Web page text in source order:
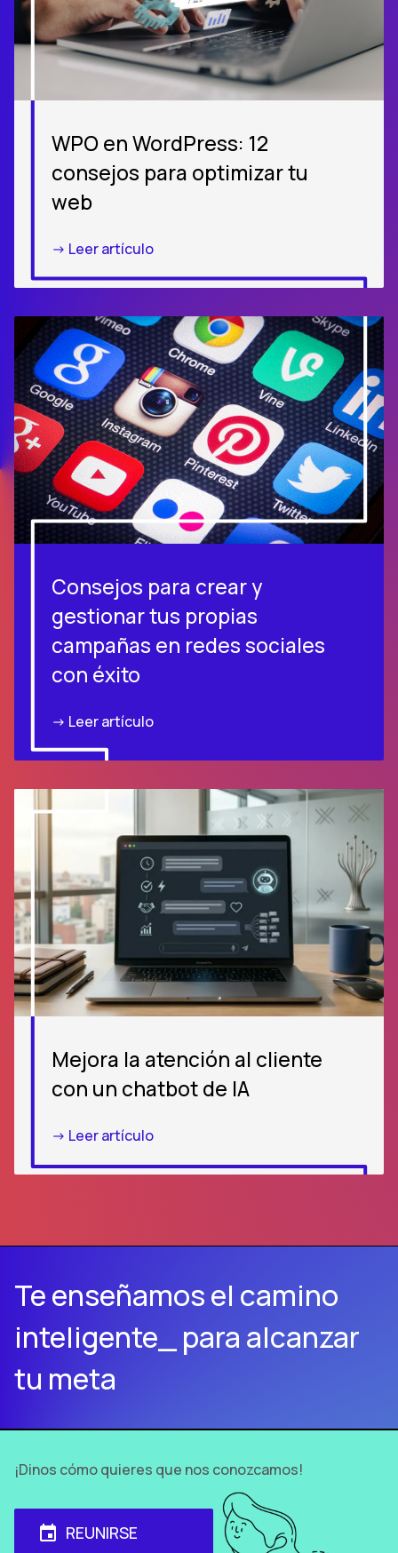
WPO en WordPress: 12
consejos para optimizar tu
web
-> Leer artículo
Consejos para crear y
gestionar tus propias
campañas en redes sociales
con éxito
-> Leer artículo
Mejora la atención al cliente
con un chatbot de IA
-> Leer artículo
Te enseñamos el camino
inteligente_ para alcanzar
tu meta
¡Dinos cómo quieres que nos conozcamos!
event REUNIRSE